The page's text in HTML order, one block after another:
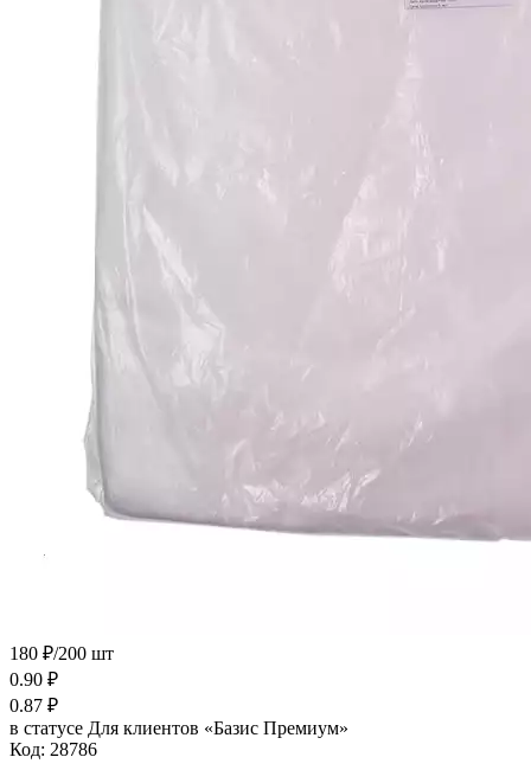
180 ₽/200 шт
0.90 ₽
0.87 ₽
в статусе Для клиентов «Базис Премиум»
Код: 28786